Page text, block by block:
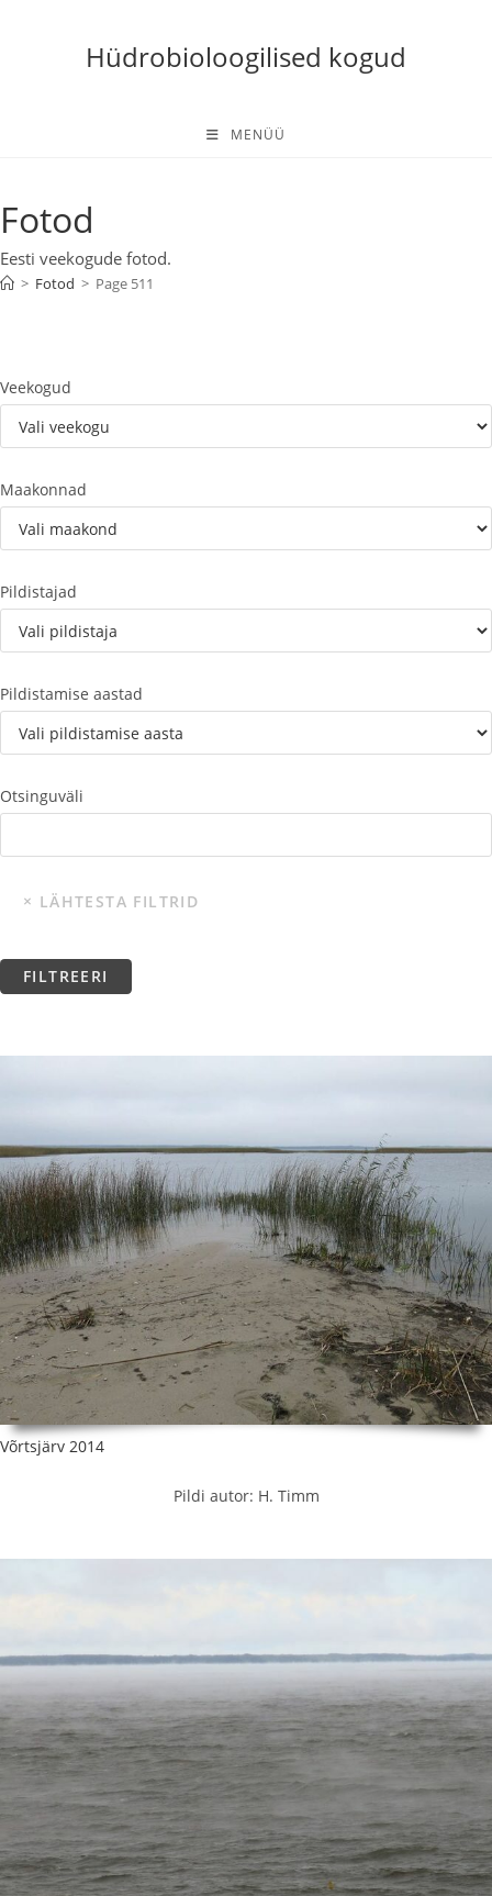
Hüdrobioloogilised kogud
MENÜÜ
Fotod
Eesti veekogude fotod.
> Fotod > Page 511
Veekogud
Maakonnad
Pildistajad
Pildistamise aastad
Otsinguväli
Võrtsjärv 2014
Pildi autor: H. Timm